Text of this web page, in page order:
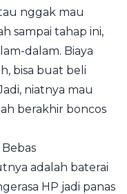
nggak mau
sampai tahap ini,
dalam. Biaya
bisa buat beli
niatnya mau
berakhir boncos
adalah baterai
HP jadi panas